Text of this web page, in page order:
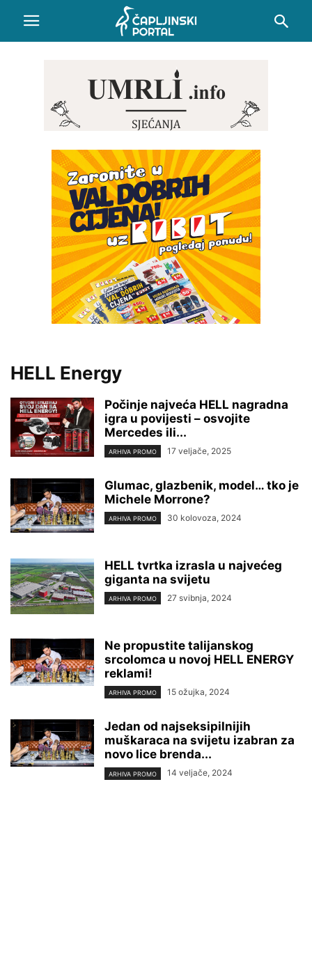
HELL Energy
Počinje najveća HELL nagradna
igra u povijesti – osvojite
Mercedes ili...
ARHIVA PROMO 17 veljače, 2025
Glumac, glazbenik, model… tko je
Michele Morrone?
ARHIVA PROMO 30 kolovoza, 2024
HELL tvrtka izrasla u najvećeg
giganta na svijetu
ARHIVA PROMO 27 svibnja, 2024
Ne propustite talijanskog
srcolomca u novoj HELL ENERGY
reklami!
ARHIVA PROMO 15 ožujka, 2024
Jedan od najseksipilnijih
muškaraca na svijetu izabran za
novo lice brenda...
ARHIVA PROMO 14 veljače, 2024